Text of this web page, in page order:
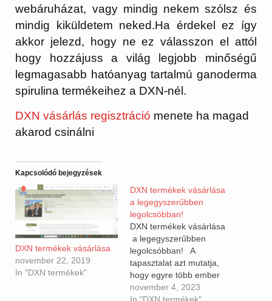
webáruházat, vagy mindig nekem szólsz és
mindig kiküldetem neked.Ha érdekel ez így
akkor jelezd, hogy ne ez válasszon el attól
hogy hozzájuss a világ legjobb minőségű
legmagasabb hatóanyag tartalmú ganoderma
spirulina termékeihez a DXN-nél.
DXN vásárlás regisztráció menete ha magad
akarod csinálni
Kapcsolódó bejegyzések
DXN termékek vásárlása
november 22, 2019
In "DXN termékek"
DXN termékek vásárlása
a legegyszerűbben
legolcsóbban!
DXN termékek vásárlása
a legegyszerűbben
legolcsóbban! A
tapasztalat azt mutatja,
hogy egyre több ember
szeretné megvenni a DXN
termékeket, de valahogy a
november 4, 2023
In "DXN termékek"